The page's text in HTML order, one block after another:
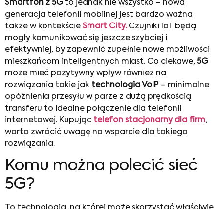
Smartfon z 5Gto jednak nie wszystko – nowa
generacja telefonii mobilnej jest bardzo ważna
także w kontekście Smart City.Czujniki IoT będą
mogły komunikować się jeszcze szybciej i
efektywniej, by zapewnić zupełnie nowe możliwości
mieszkańcom inteligentnych miast. Co ciekawe, 5G
może mieć pozytywny wpływ również na
rozwiązania takie jak technologia VoIP– minimalne
opóźnienia przesyłu w parze z dużą prędkością
transferu to idealne połączenie dla telefonii
internetowej. Kupując telefon stacjonarny dla firm,
warto zwrócić uwagę na wsparcie dla takiego
rozwiązania.
Komu można polecić sieć
5G?